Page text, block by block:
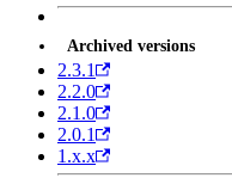
Archived versions
2.3.1
2.2.0
2.1.0
2.0.1
1.x.x